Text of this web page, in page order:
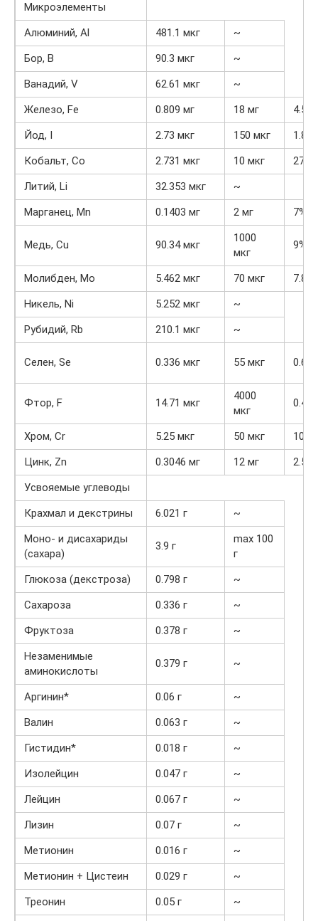
Микроэлементы
Алюминий, Al
481.1 мкг
~
Бор, B
90.3 мкг
~
Ванадий, V
62.61 мкг
~
Железо, Fe
0.809 мг 18 мг
4.5%
Йод, I
2.73 мкг 150 мкг
1.8%
Кобальт, Co
2.731 мкг 10 мкг
Литий, Li
32.353 мкг
~
Марганец, Mn
0.1403 мг 2 мг 7%
Медь, Cu 90.34 мкг
1000
мкг
9%
Молибден, Mo 5.462 мкг 70 мкг
7.8%
Никель, Ni
5.252 мкг
~
Рубидий, Rb
210.1 мкг ~
Селен, Se 0.336 мкг 55 мкг 0.6%
Фтор, F 14.71 мкг
4000
мкг
0.4%
Хром, Cr 5.25 мкг 50 мкг
Цинк, Zn
0.3046 мг 12 мг
2.5%
Усвояемые углеводы
Крахмал и декстрины
6.021 г
~
Моно- и дисахариды
(сахара)
3.9 г
max 100
г
Глюкоза (декстроза)
0.798 г
~
Сахароза
0.336 г
~
Фруктоза
0.378 г
~
Незаменимые
аминокислоты
0.379 г ~
Аргинин* 0.06 г
~
Валин
0.063 г
~
Гистидин*
0.018 г
~
Изолейцин
0.047 г
~
Лейцин
0.067 г
~
Лизин
0.07 г
~
Метионин
0.016 г
~
Метионин + Цистеин
0.029 г
~
Треонин
0.05 г ~